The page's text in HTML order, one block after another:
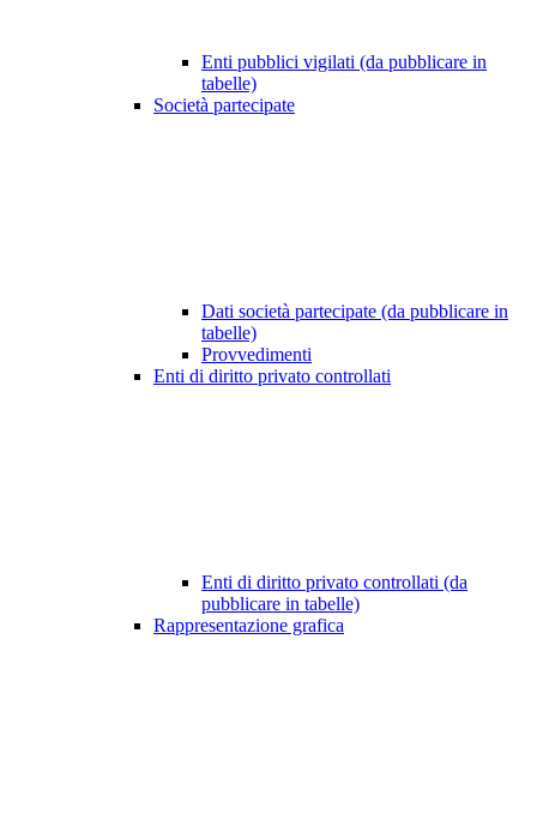
Enti pubblici vigilati (da pubblicare in
tabelle)
Società partecipate
Dati società partecipate (da pubblicare in
tabelle)
Provvedimenti
Enti di diritto privato controllati
Enti di diritto privato controllati (da
pubblicare in tabelle)
Rappresentazione grafica